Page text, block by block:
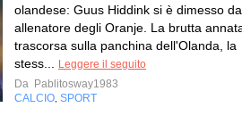
olandese: Guus Hiddink si è dimesso da
allenatore degli Oranje. La brutta
trascorsa sulla panchina dell'Olanda, la
stess...
Leggere il seguito
Da Pablitosway1983
CALCIO SPORT